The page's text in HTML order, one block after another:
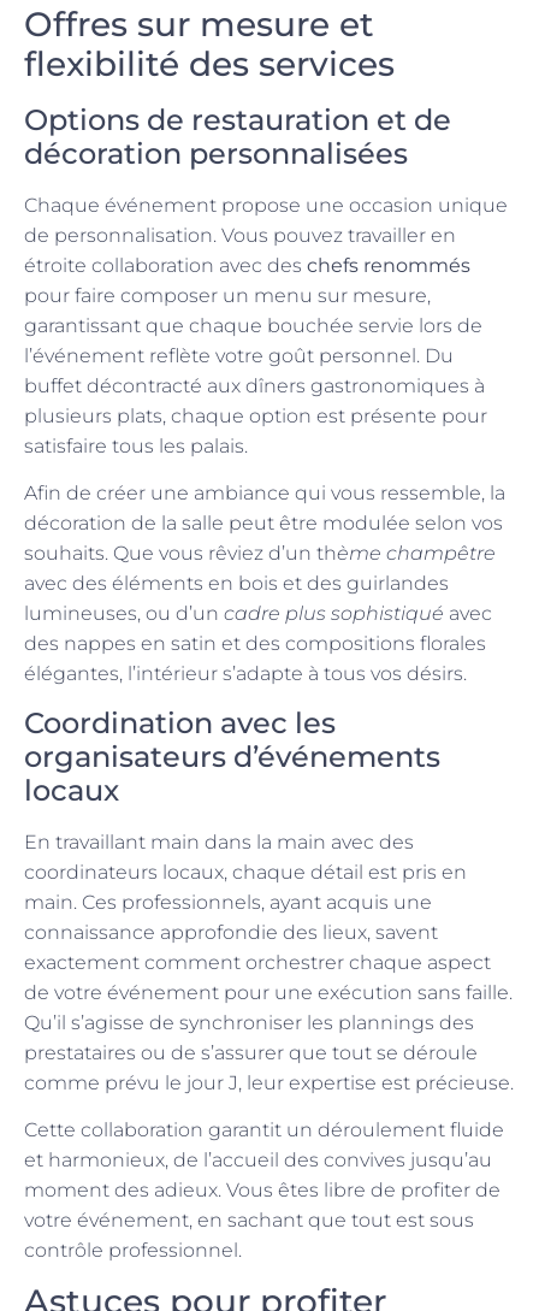
Offres sur mesure et
flexibilité des services
Options de restauration et de
décoration personnalisées
Chaque événement propose une occasion unique
de personnalisation. Vous pouvez travailler en
étroite collaboration avec des chefs renommés
pour faire composer un menu sur mesure,
garantissant que chaque bouchée servie lors de
l’événement reflète votre goût personnel. Du
buffet décontracté aux dîners gastronomiques à
plusieurs plats, chaque option est présente pour
satisfaire tous les palais.
Afin de créer une ambiance qui vous ressemble, la
décoration de la salle peut être modulée selon vos
souhaits. Que vous rêviez d’un thème champêtre
avec des éléments en bois et des guirlandes
lumineuses, ou d’un cadre plus sophistiqué avec
des nappes en satin et des compositions florales
élégantes, l’intérieur s’adapte à tous vos désirs.
Coordination avec les
organisateurs d’événements
locaux
En travaillant main dans la main avec des
coordinateurs locaux, chaque détail est pris en
main. Ces professionnels, ayant acquis une
connaissance approfondie des lieux, savent
exactement comment orchestrer chaque aspect
de votre événement pour une exécution sans faille.
Qu’il s’agisse de synchroniser les plannings des
prestataires ou de s’assurer que tout se déroule
comme prévu le jour J, leur expertise est précieuse.
Cette collaboration garantit un déroulement fluide
et harmonieux, de l’accueil des convives jusqu’au
moment des adieux. Vous êtes libre de profiter de
votre événement, en sachant que tout est sous
contrôle professionnel.
Astuces pour profiter